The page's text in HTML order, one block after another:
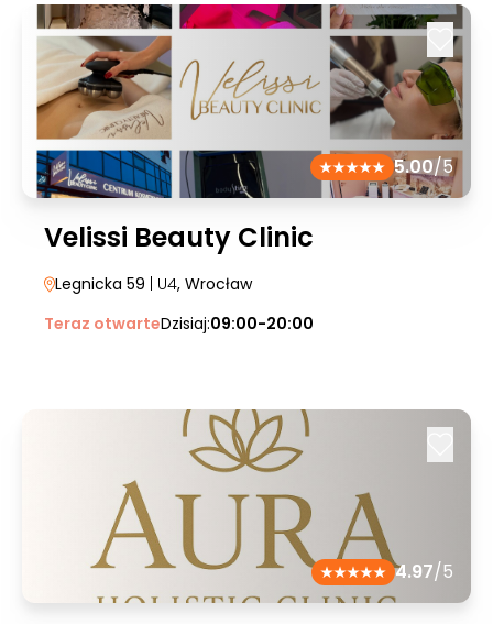
5.00/5
Velissi Beauty Clinic
Legnicka 59 | U4, Wrocław
Teraz otwarteDzisiaj:09:00-20:00
4.97/5